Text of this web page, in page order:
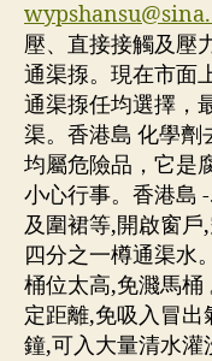
壓、直接接觸及壓
通渠揼。現在市面
通渠揼任均選擇，
渠。香港島 化學劑
均屬危險品，它是
小心行事。香港島
及圍裙等,開啟窗戶
四分之一樽通渠水
桶位太高,免濺馬桶
定距離,免吸入冒
鐘,可入大量清水灌